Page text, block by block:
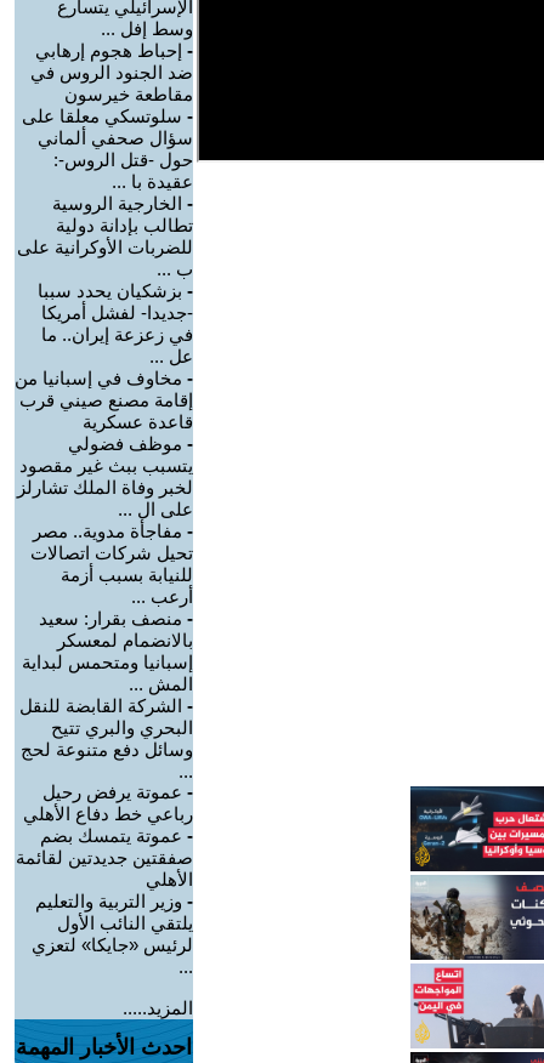
الإسرائيلي يتسارع
وسط إفل ...
- إحباط هجوم إرهابي
ضد الجنود الروس في
مقاطعة خيرسون
- سلوتسكي معلقا على
سؤال صحفي ألماني
حول -قتل الروس-:
عقيدة با ...
- الخارجية الروسية
تطالب بإدانة دولية
للضربات الأوكرانية على
ب ...
- بزشكيان يحدد سببا
-جديدا- لفشل أمريكا
في زعزعة إيران.. ما
عل ...
- مخاوف في إسبانيا من
إقامة مصنع صيني قرب
قاعدة عسكرية
- موظف فضولي
يتسبب ببث غير مقصود
لخبر وفاة الملك تشارلز
على ال ...
- مفاجأة مدوية.. مصر
تحيل شركات اتصالات
للنيابة بسبب أزمة
أرعب ...
- منصف بقرار: سعيد
بالانضمام لمعسكر
إسبانيا ومتحمس لبداية
المش ...
- الشركة القابضة للنقل
البحري والبري تتيح
وسائل دفع متنوعة لحج
...
- عموتة يرفض رحيل
رباعي خط دفاع الأهلي
- عموتة يتمسك بضم
صفقتين جديدتين لقائمة
الأهلي
- وزير التربية والتعليم
يلتقي النائب الأول
لرئيس «جايكا» لتعزي
...
المزيد.....
احدث الأخبار المهمة